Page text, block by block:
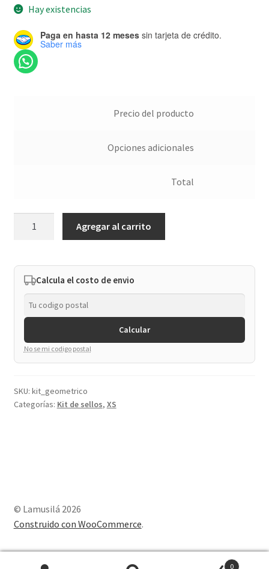
Hay existencias
Paga en hasta 12 mesessin tarjeta de crédito.
Saber más
Precio del producto
Opciones adicionales
Total
Geométrico
cantidad
Agregar al carrito
Calcula el costo de envio
Calcular
No se mi codigo postal
SKU: kit_geometrico
Categorías: Kit de sellos, XS
© Lamusilá 2026
Construido con WooCommerce.
0